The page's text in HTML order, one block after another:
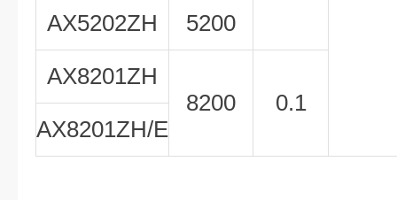
AX5202ZH
5200
AX8201ZH
8200
0.1
AX8201ZH/E